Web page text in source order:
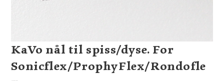
KaVo nål til spiss/dyse. For
Sonicflex/ProphyFlex/Rondofle